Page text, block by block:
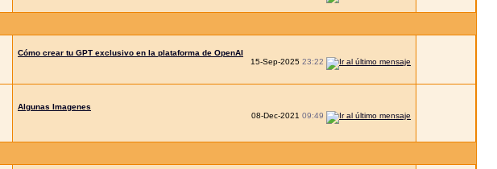
Cómo crear tu GPT exclusivo en la plataforma de OpenAI
15-Sep-2025 23:22
Algunas Imagenes
08-Dec-2021 09:49